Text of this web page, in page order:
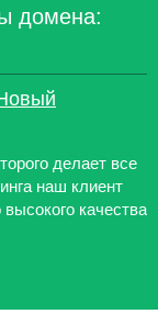
домена:
делает все
наш клиент
качества